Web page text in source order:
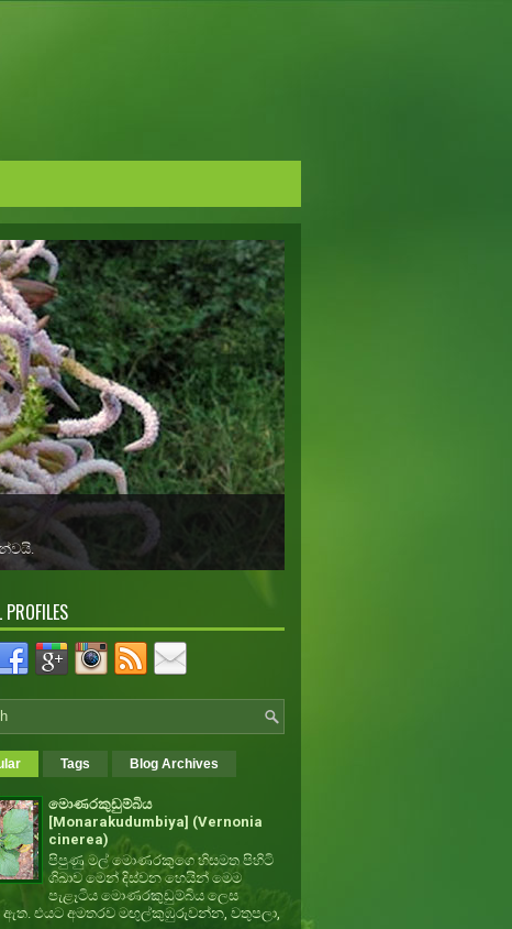
තිබේ.
PROFILES
Tags Blog Archives
මොණරකුඩුම්බිය
[Monarakudumbiya] (Vernonia
cinerea)
පිපුණු මල් මොණරකුගෙ හිසමත පිහිටි
ශිඛාව මෙන් දිස්වන හෙයින් මෙම
පැළෑටිය මොණරකුඩුම්බිය ලෙස
ඇත. එයට අමතරව මඟුල්කුඹුරුවන්න, වතුපලා,